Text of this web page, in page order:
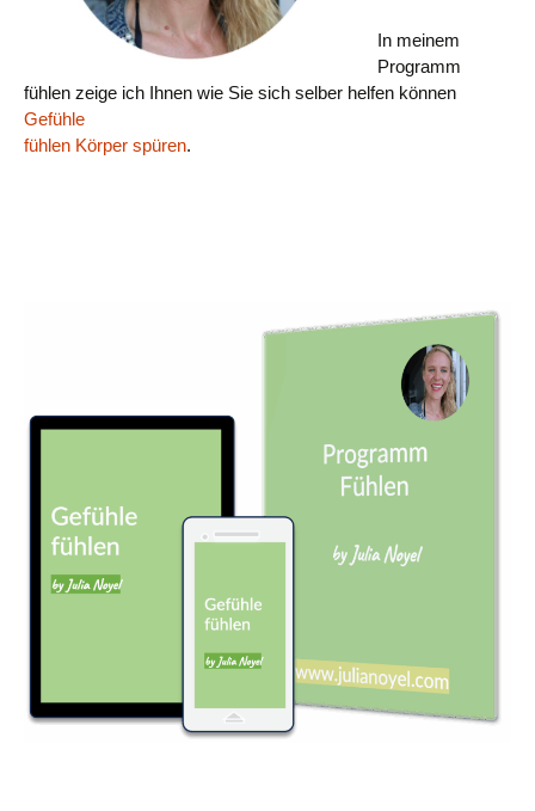
In meinem
Programm
fühlen zeige ich Ihnen wie Sie sich selber helfen können
Gefühle
fühlen Körper spüren.